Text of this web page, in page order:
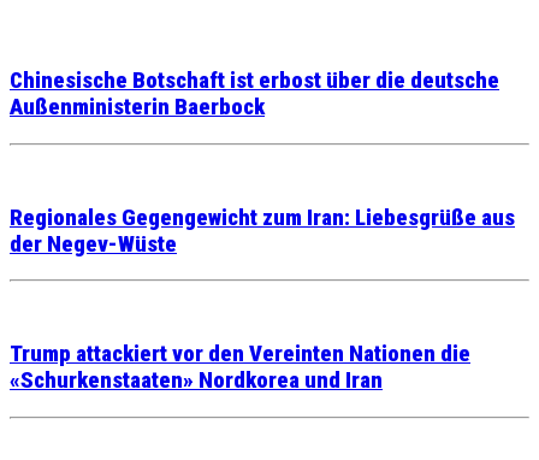
Chinesische Botschaft ist erbost über die deutsche
Außenministerin Baerbock
Regionales Gegengewicht zum Iran: Liebesgrüße aus
der Negev-Wüste
Trump attackiert vor den Vereinten Nationen die
«Schurkenstaaten» Nordkorea und Iran